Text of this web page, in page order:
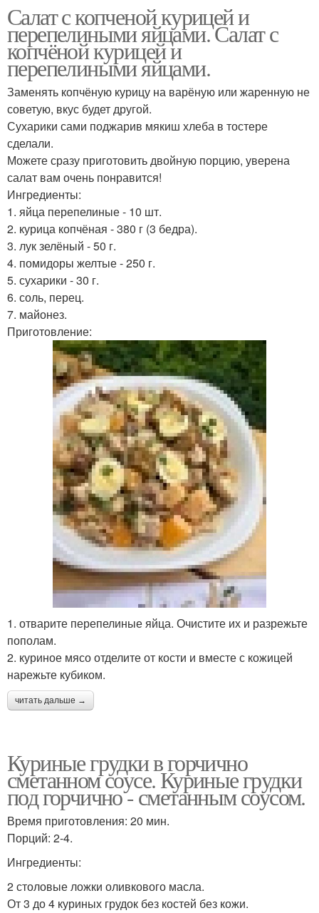
Салат с копченой курицей и
перепелиными яйцами. Салат с
копчёной курицей и
перепелиными яйцами.
Заменять копчёную курицу на варёную или жаренную не
советую, вкус будет другой.
Сухарики сами поджарив мякиш хлеба в тостере
сделали.
Можете сразу приготовить двойную порцию, уверена
салат вам очень понравится!
Ингредиенты:
1. яйца перепелиные - 10 шт.
2. курица копчёная - 380 г (3 бедра).
3. лук зелёный - 50 г.
4. помидоры желтые - 250 г.
5. сухарики - 30 г.
6. соль, перец.
7. майонез.
Приготовление:
1. отварите перепелиные яйца. Очистите их и разрежьте
пополам.
2. куриное мясо отделите от кости и вместе с кожицей
нарежьте кубиком.
читать дальше →
Куриные грудки в горчично
сметанном соусе. Куриные грудки
под горчично - сметанным соусом.
Время приготовления: 20 мин.
Порций: 2-4.
Ингредиенты:
2 столовые ложки оливкового масла.
От 3 до 4 куриных грудок без костей без кожи.